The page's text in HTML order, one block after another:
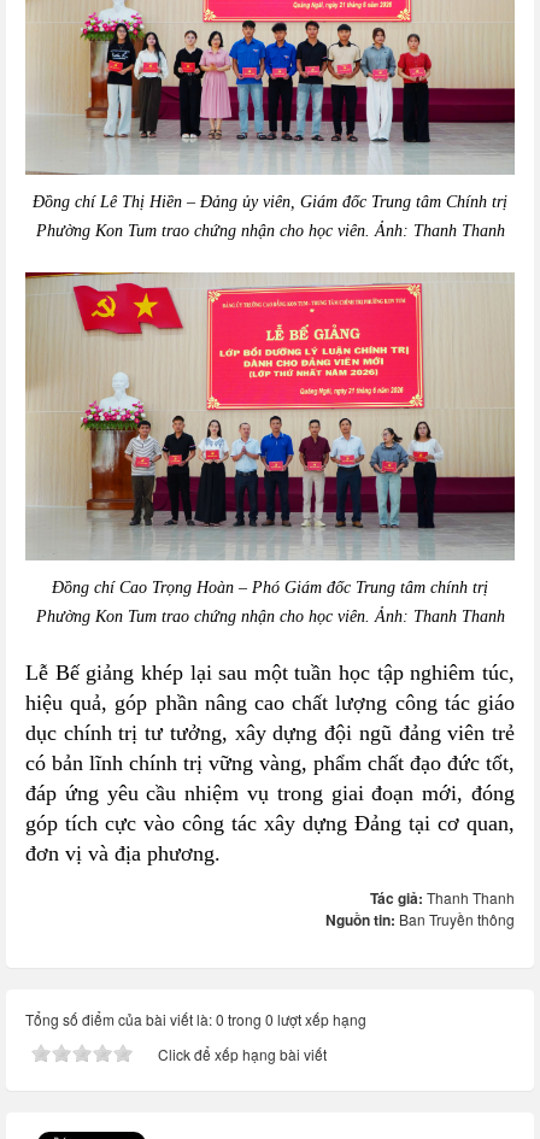
Đồng chí Lê Thị Hiền – Đảng ủy viên, Giám đốc Trung tâm Chính trị
Phường Kon Tum trao chứng nhận cho học viên. Ảnh: Thanh Thanh
Đồng chí Cao Trọng Hoàn – Phó Giám đốc Trung tâm chính trị
Phường Kon Tum trao chứng nhận cho học viên. Ảnh: Thanh Thanh
Lễ Bế giảng khép lại sau một tuần học tập nghiêm túc,
hiệu quả, góp phần nâng cao chất lượng công tác giáo
dục chính trị tư tưởng, xây dựng đội ngũ đảng viên trẻ
có bản lĩnh chính trị vững vàng, phẩm chất đạo đức tốt,
đáp ứng yêu cầu nhiệm vụ trong giai đoạn mới, đóng
góp tích cực vào công tác xây dựng Đảng tại cơ quan,
đơn vị và địa phương.
Tác giả: Thanh Thanh
Nguồn tin: Ban Truyền thông
Tổng số điểm của bài viết là: 0 trong 0 lượt xếp hạng
Click để xếp hạng bài viết